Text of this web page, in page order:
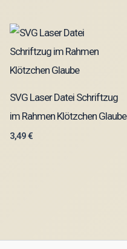
SVG Laser Datei Schriftzug
im Rahmen Klötzchen Glaube
3,49€